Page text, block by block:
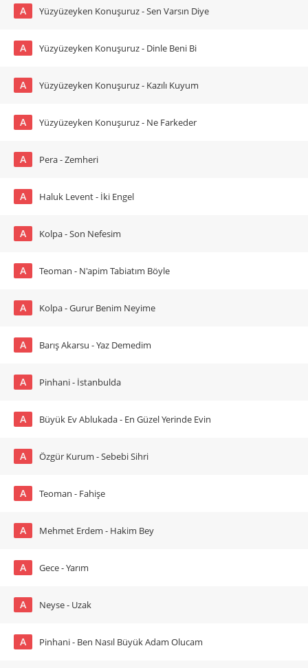
A Yüzyüzeyken Konuşuruz - Sen Varsın Diye
A Yüzyüzeyken Konuşuruz - Dinle Beni Bi
A Yüzyüzeyken Konuşuruz - Kazılı Kuyum
A Yüzyüzeyken Konuşuruz - Ne Farkeder
A Pera - Zemheri
A Haluk Levent - İki Engel
A Kolpa - Son Nefesim
A Teoman - N'apim Tabiatım Böyle
A Kolpa - Gurur Benim Neyime
A Barış Akarsu - Yaz Demedim
A Pinhani - İstanbulda
A Büyük Ev Ablukada - En Güzel Yerinde Evin
A Özgür Kurum - Sebebi Sihri
A Teoman - Fahişe
A Mehmet Erdem - Hakim Bey
A Gece - Yarım
A Neyse - Uzak
A Pinhani - Ben Nasıl Büyük Adam Olucam